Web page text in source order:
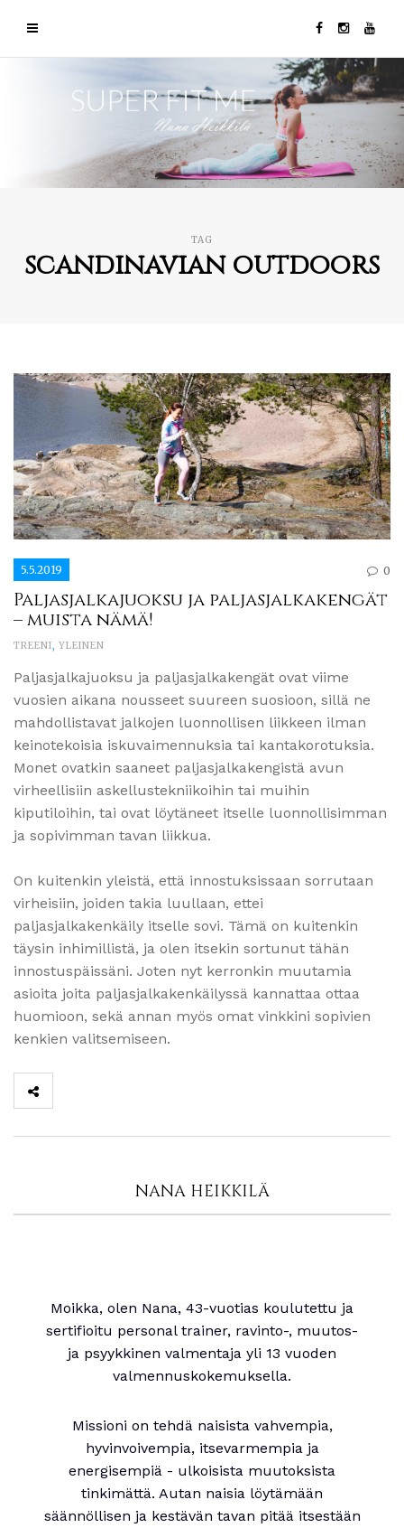
TAG
scandinavian outdoors
5.5.2019 0
Paljasjalkajuoksu ja paljasjalkakengät
– muista nämä!
TREENI YLEINEN
Paljasjalkajuoksu ja paljasjalkakengät ovat viime
vuosien aikana nousseet suureen suosioon, sillä ne
mahdollistavat jalkojen luonnollisen liikkeen ilman
keinotekoisia iskuvaimennuksia tai kantakorotuksia.
Monet ovatkin saaneet paljasjalkakengistä avun
virheellisiin askellustekniikoihin tai muihin
kiputiloihin, tai ovat löytäneet itselle luonnollisimman
ja sopivimman tavan liikkua.
On kuitenkin yleistä, että innostuksissaan sorrutaan
virheisiin, joiden takia luullaan, ettei
paljasjalkakenkäily itselle sovi. Tämä on kuitenkin
täysin inhimillistä, ja olen itsekin sortunut tähän
innostuspäissäni. Joten nyt kerronkin muutamia
asioita joita paljasjalkakenkäilyssä kannattaa ottaa
huomioon, sekä annan myös omat vinkkini sopivien
kenkien valitsemiseen.
NANA HEIKKILÄ
Moikka, olen Nana, 43-vuotias koulutettu ja
sertifioitu personal trainer, ravinto-, muutos-
ja psyykkinen valmentaja yli 13 vuoden
valmennuskokemuksella.
Missioni on tehdä naisista vahvempia,
hyvinvoivempia, itsevarmempia ja
energisempiä - ulkoisista muutoksista
tinkimättä. Autan naisia löytämään
säännöllisen ja kestävän tavan pitää itsestään